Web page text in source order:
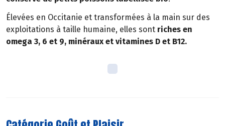
Élevées en Occitanie et transformées à la main sur des
exploitations à taille humaine, elles sont riches en
omega 3, 6 et 9, minéraux et vitamines D et B12.